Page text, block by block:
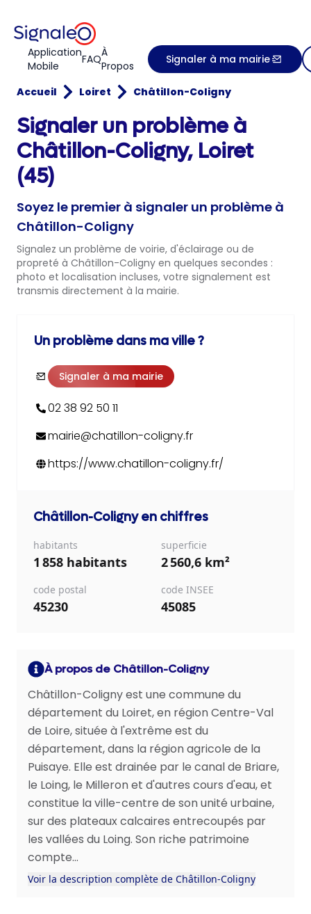
Application
Mobile
FAQÀ
Propos
Signaler à ma mairie
Accueil Loiret Châtillon-Coligny
Signaler un problème à
Châtillon-Coligny, Loiret
(45)
Soyez le premier à signaler un problème à
Châtillon-Coligny
Signalez un problème de voirie, d'éclairage ou de
propreté à Châtillon-Coligny en quelques secondes :
photo et localisation incluses, votre signalement est
transmis directement à la mairie.
Un problème dans ma ville ?
Signaler à ma mairie
02 38 92 50 11
mairie@chatillon-coligny.fr
https://www.chatillon-coligny.fr/
Châtillon-Colignyen chiffres
habitants
1 858 habitants
superficie
2 560,6 km²
code postal
45230
code INSEE
45085
À propos de Châtillon-Coligny
Châtillon-Coligny est une commune du
département du Loiret, en région Centre-Val
de Loire, située à l'extrême est du
département, dans la région agricole de la
Puisaye. Elle est drainée par le canal de Briare,
le Loing, le Milleron et d'autres cours d'eau, et
constitue la ville-centre de son unité urbaine,
sur des plateaux calcaires entrecoupés par
les vallées du Loing. Son riche patrimoine
compte...
Voir la description complète de Châtillon-Coligny